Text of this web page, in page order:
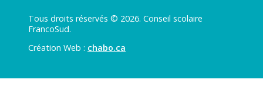
Tous droits réservés © 2026. Conseil scolaire
FrancoSud.
Création Web : chabo.ca